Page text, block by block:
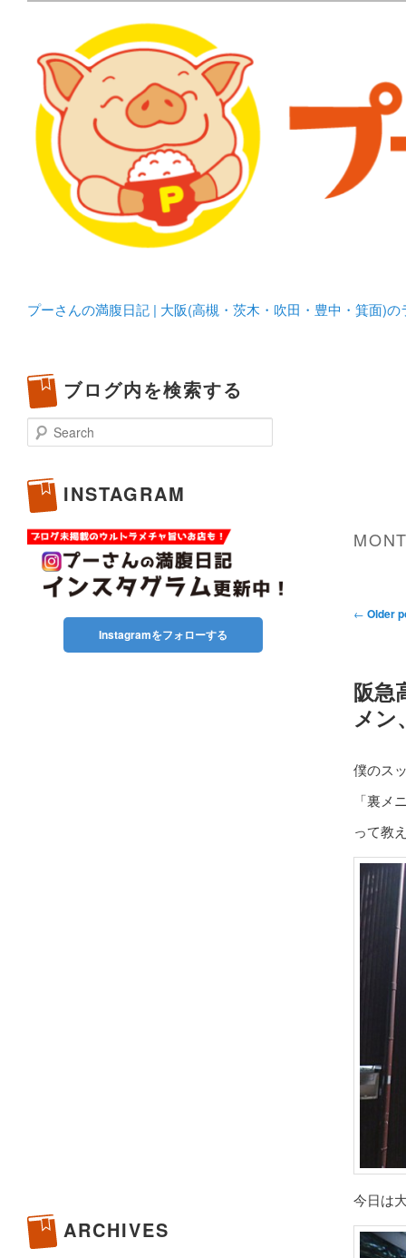
プーさんの満腹日記 |
豊中・箕面)のランチ＆
化してます。
プーさんの満腹日記 | 大阪(高槻・茨木・吹田・豊中・箕面)
Post
← Older
阪急
メン
僕のス
「裏メ
って教
今日は
ブログ内を検索する
Search
INSTAGRAM
Instagramをフォローする
ARCHIVES